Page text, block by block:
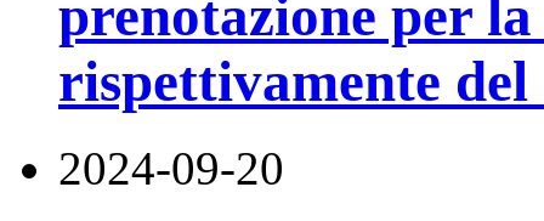
prenotazione per
rispettivamente
2024-09-20